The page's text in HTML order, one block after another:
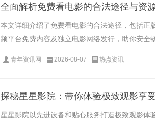
全面解析免费看电影的合法途径与资
本文详细介绍了免费看电影的合法途径，包括
频平台免费内容及独立电影网络发行，助你安全
青年资讯网 2026-08-07 热点资讯
探秘星星影院：带你体验极致观影享
星星影院以先进设备和贴心服务打造极致观影